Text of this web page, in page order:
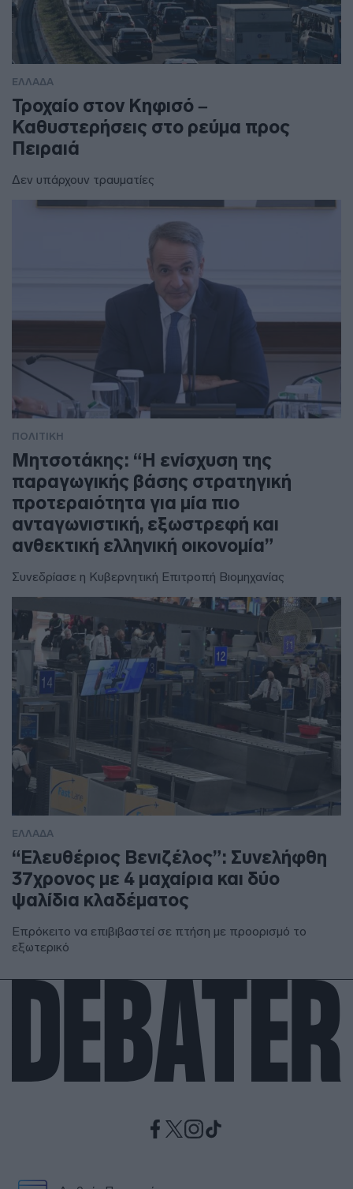
ΕΛΛΑΔΑ
Τροχαίο στον Κηφισό –
Καθυστερήσεις στο ρεύμα προς
Πειραιά
Δεν υπάρχουν τραυματίες
ΠΟΛΙΤΙΚΗ
Μητσοτάκης: “Η ενίσχυση της
παραγωγικής βάσης στρατηγική
προτεραιότητα για μία πιο
ανταγωνιστική, εξωστρεφή και
ανθεκτική ελληνική οικονομία”
Συνεδρίασε η Κυβερνητική Επιτροπή Βιομηχανίας
ΕΛΛΑΔΑ
“Ελευθέριος Βενιζέλος”: Συνελήφθη
37χρονος με 4 μαχαίρια και δύο
ψαλίδια κλαδέματος
Επρόκειτο να επιβιβαστεί σε πτήση με προορισμό το
εξωτερικό